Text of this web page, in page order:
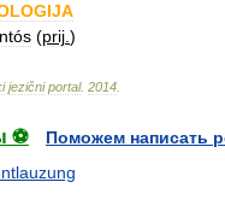
(prij )
jezični portal. 2014
⚽
Поможем написать